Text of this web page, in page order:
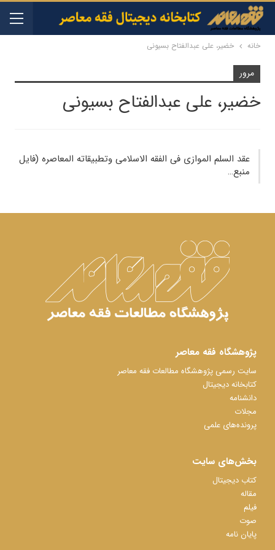
خانه خضیر، علی عبدالفتاح بسیونی
مرور
خضیر، علی عبدالفتاح بسیونی
عقد السلم الموازی فی الفقه الاسلامی وتطبیقاته المعاصره (فایل
منبع…
پژوهشگاه فقه معاصر
سایت رسمی پژوهشگاه مطالعات فقه معاصر
کتابخانه دیجیتال
دانشنامه
مجلات
پرونده‌های علمی
بخش‌های سایت
کتاب دیجیتال
مقاله
فیلم
صوت
پایان نامه